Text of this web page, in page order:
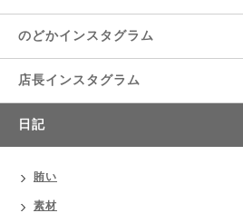
のどかインスタグラム
店長インスタグラム
日記
賄い
素材